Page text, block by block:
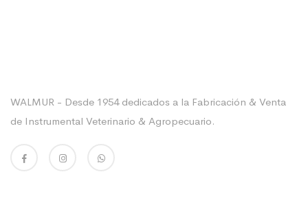
WALMUR - Desde 1954 dedicados a la Fabricación & Venta
de Instrumental Veterinario & Agropecuario.